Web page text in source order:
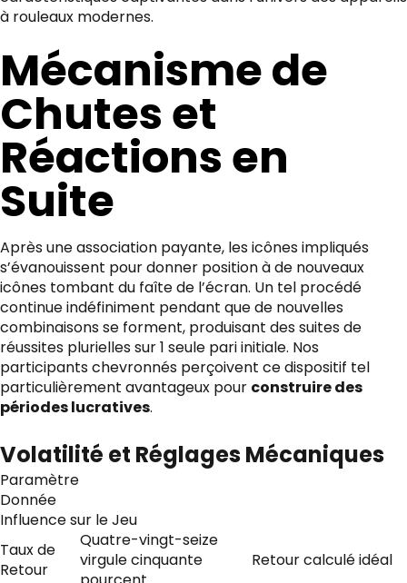
à rouleaux modernes.
Mécanisme de
Chutes et
Réactions en
Suite
Après une association payante, les icônes impliqués
s’évanouissent pour donner position à de nouveaux
icônes tombant du faîte de l’écran. Un tel procédé
continue indéfiniment pendant que de nouvelles
combinaisons se forment, produisant des suites de
réussites plurielles sur 1 seule pari initiale. Nos
participants chevronnés perçoivent ce dispositif tel
particulièrement avantageux pour construire des
périodes lucratives.
Volatilité et Réglages Mécaniques
Paramètre
Donnée
Influence sur le Jeu
Taux de
Retour
Quatre-vingt-seize
virgule cinquante
Retour calculé idéal